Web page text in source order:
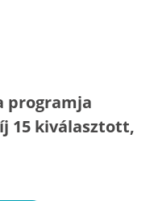
programja
15 kiválasztott,